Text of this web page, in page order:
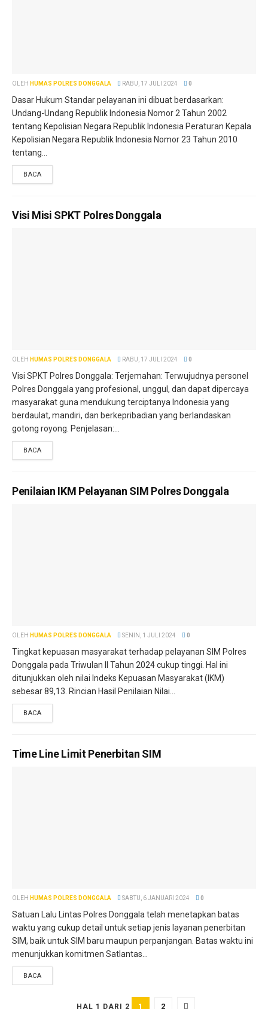
OLEH HUMAS POLRES DONGGALA RABU, 17 JULI 2024 0
Dasar Hukum Standar pelayanan ini dibuat berdasarkan:
Undang-Undang Republik Indonesia Nomor 2 Tahun 2002
tentang Kepolisian Negara Republik Indonesia Peraturan Kepala
Kepolisian Negara Republik Indonesia Nomor 23 Tahun 2010
tentang...
BACA
Visi Misi SPKT Polres Donggala
OLEH HUMAS POLRES DONGGALA RABU, 17 JULI 2024 0
Visi SPKT Polres Donggala: Terjemahan: Terwujudnya personel
Polres Donggala yang profesional, unggul, dan dapat dipercaya
masyarakat guna mendukung terciptanya Indonesia yang
berdaulat, mandiri, dan berkepribadian yang berlandaskan
gotong royong. Penjelasan:...
BACA
Penilaian IKM Pelayanan SIM Polres Donggala
OLEH HUMAS POLRES DONGGALA SENIN, 1 JULI 2024 0
Tingkat kepuasan masyarakat terhadap pelayanan SIM Polres
Donggala pada Triwulan II Tahun 2024 cukup tinggi. Hal ini
ditunjukkan oleh nilai Indeks Kepuasan Masyarakat (IKM)
sebesar 89,13. Rincian Hasil Penilaian Nilai...
BACA
Time Line Limit Penerbitan SIM
OLEH HUMAS POLRES DONGGALA SABTU, 6 JANUARI 2024 0
Satuan Lalu Lintas Polres Donggala telah menetapkan batas
waktu yang cukup detail untuk setiap jenis layanan penerbitan
SIM, baik untuk SIM baru maupun perpanjangan. Batas waktu ini
menunjukkan komitmen Satlantas...
BACA
HAL 1 DARI 2 1 2